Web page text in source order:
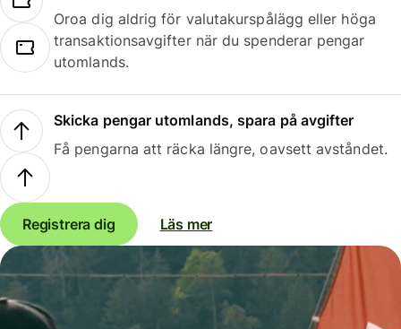
Oroa dig aldrig för valutakurspålägg eller höga
transaktionsavgifter när du spenderar pengar
utomlands.
Skicka pengar utomlands, spara på avgifter
Få pengarna att räcka längre, oavsett avståndet.
Registrera dig Läs mer